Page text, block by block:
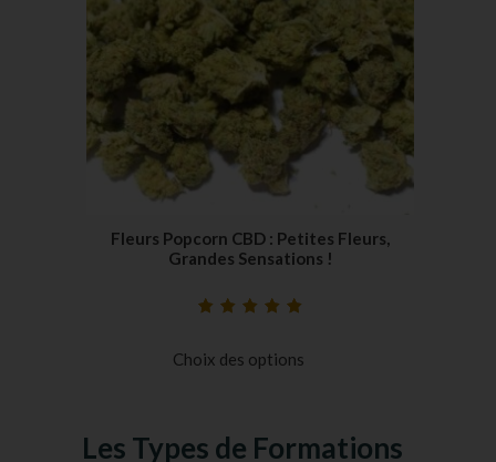
Fleurs Popcorn CBD : Petites Fleurs,
Grandes Sensations !
notations
Choix des options
Les Types de Formations